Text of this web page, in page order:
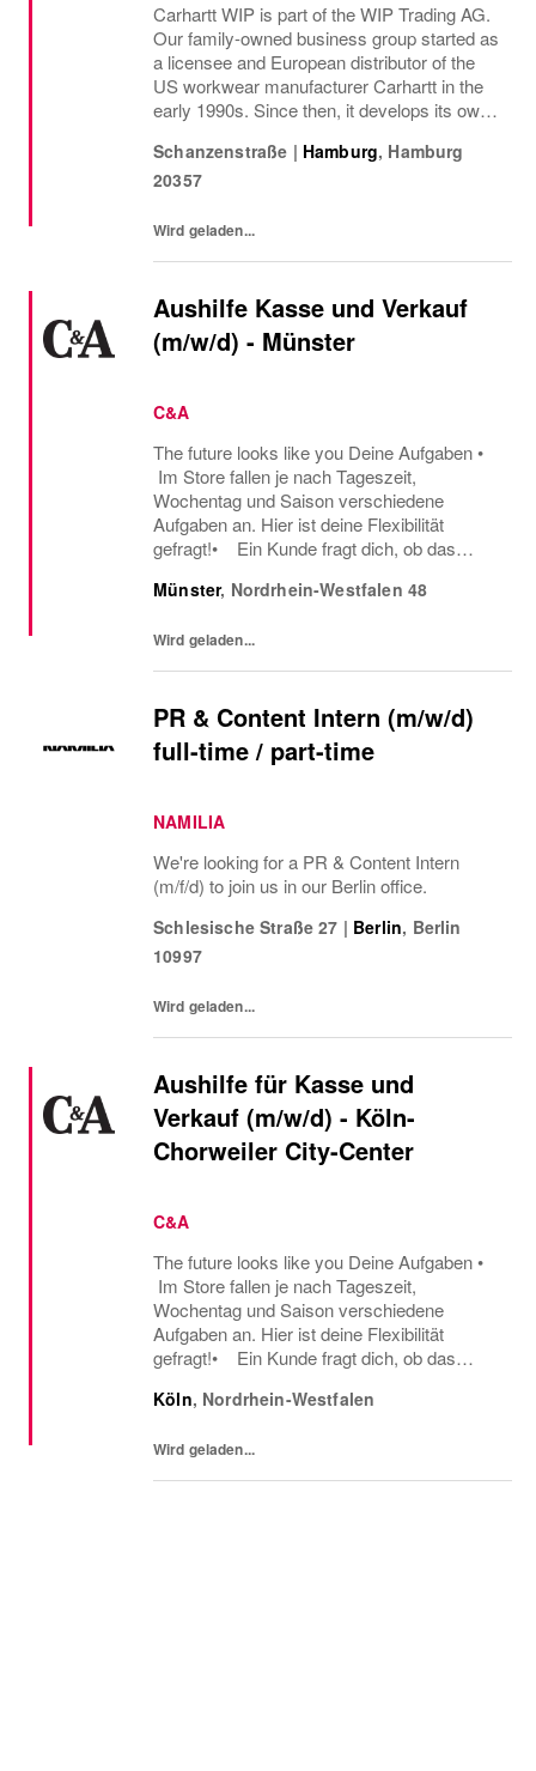
Carhartt WIP is part of the WIP Trading AG.
Our family-owned business group started as
a licensee and European distributor of the
US workwear manufacturer Carhartt in the
early 1990s. Since then, it develops its own
Schanzenstraße | Hamburg, Hamburg
20357
Wird geladen...
Aushilfe Kasse und Verkauf
(m/w/d) - Münster
C&A
The future looks like you Deine Aufgaben •
Im Store fallen je nach Tageszeit,
Wochentag und Saison verschiedene
Aufgaben an. Hier ist deine Flexibilität
gefragt!• Ein Kunde fragt dich, ob das
Größe verfügbar ist oder welcher Gürtel gut
Münster, Nordrhein-Westfalen 48
Wird geladen...
PR & Content Intern (m/w/d)
full-time / part-time
NAMILIA
We're looking for a PR & Content Intern
(m/f/d) to join us in our Berlin office.
Schlesische Straße 27 | Berlin, Berlin
10997
Wird geladen...
Aushilfe für Kasse und
Verkauf (m/w/d) - Köln-
Chorweiler City-Center
C&A
The future looks like you Deine Aufgaben •
Im Store fallen je nach Tageszeit,
Wochentag und Saison verschiedene
Aufgaben an. Hier ist deine Flexibilität
gefragt!• Ein Kunde fragt dich, ob das
Größe verfügbar ist oder welcher Gürtel gut
Köln, Nordrhein-Westfalen
Wird geladen...